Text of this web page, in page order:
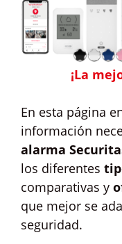
¡La
En esta página
información
alarma
los diferentes
comparativas y
que mejor se
seguridad.